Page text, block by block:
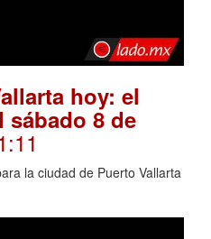
hoy: el
8 de
la ciudad de Puerto Vallarta